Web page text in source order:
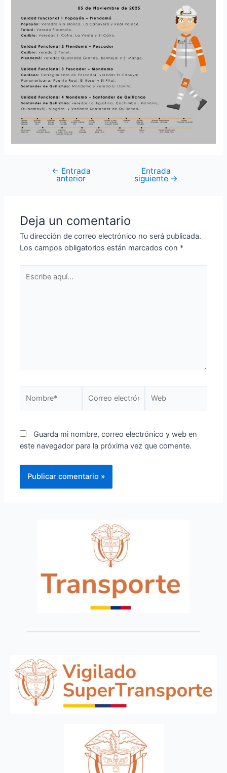
← Entrada
anterior
Entrada
siguiente →
Deja un comentario
Tu dirección de correo electrónico no será publicada.
Los campos obligatorios están marcados con *
Guarda mi nombre, correo electrónico y web en
este navegador para la próxima vez que comente.